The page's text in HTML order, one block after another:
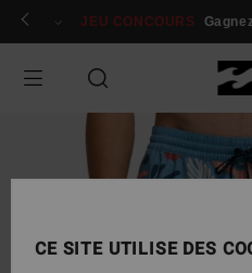
Passer
Se connecter / s'inscrire
JEU CONCOURS
CE SITE UTILISE DES